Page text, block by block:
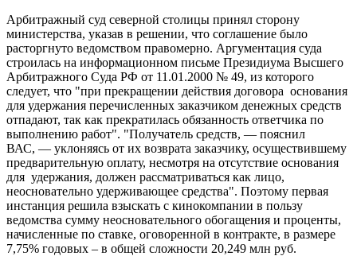
Арбитражный суд северной столицы принял сторону
министерства, указав в решении, что соглашение было
расторгнуто ведомством правомерно. Аргументация суда
строилась на информационном письме Президиума Высшего
Арбитражного Суда РФ от 11.01.2000 № 49, из которого
следует, что "при прекращении действия договора основания
для удержания перечисленных заказчиком денежных средств
отпадают, так как прекратилась обязанность ответчика по
выполнению работ". "Получатель средств, — пояснил
ВАС, — уклоняясь от их возврата заказчику, осуществившему
предварительную оплату, несмотря на отсутствие основания
для удержания, должен рассматриваться как лицо,
неосновательно удерживающее средства". Поэтому первая
инстанция решила взыскать с кинокомпании в пользу
ведомства сумму неосновательного обогащения и проценты,
начисленные по ставке, оговоренной в контракте, в размере
7,75% годовых – в общей сложности 20,249 млн руб.